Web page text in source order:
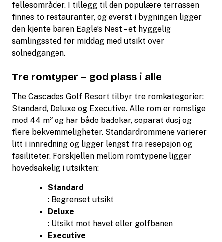
fellesområder. I tillegg til den populære terrassen
finnes to restauranter, og øverst i bygningen ligger
den kjente baren Eagle’s Nest – et hyggelig
samlingssted før middag med utsikt over
solnedgangen.
Tre romtyper – god plass i alle
The Cascades Golf Resort tilbyr tre romkategorier:
Standard, Deluxe og Executive. Alle rom er romslige
med 44 m² og har både badekar, separat dusj og
flere bekvemmeligheter. Standardrommene varierer
litt i innredning og ligger lengst fra resepsjon og
fasiliteter. Forskjellen mellom romtypene ligger
hovedsakelig i utsikten:
Standard
: Begrenset utsikt
Deluxe
: Utsikt mot havet eller golfbanen
Executive